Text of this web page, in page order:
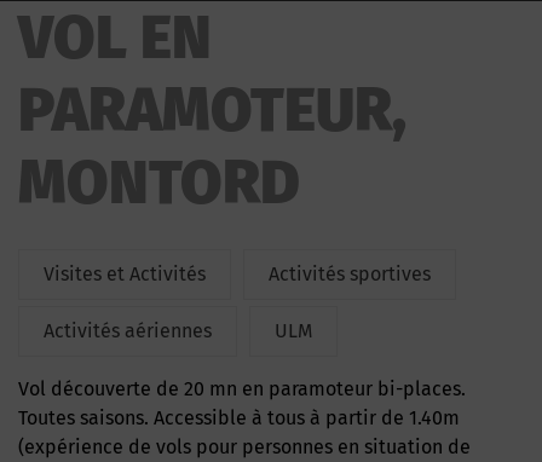
VOL EN
PARAMOTEUR,
MONTORD
Visites et Activités Activités sportives
Activités aériennes ULM
Vol découverte de 20 mn en paramoteur bi-places.
Toutes saisons. Accessible à tous à partir de 1.40m
(expérience de vols pour personnes en situation de